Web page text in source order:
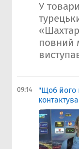
У
повний
09:14
"Щоб його